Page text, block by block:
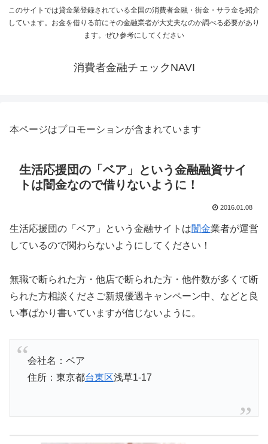
このサイトでは貸金業登録されている全国の消費者金融・街金・サラ金を紹介
しています。お金を借りる前にその金融業者が大丈夫なのか調べる必要があり
ます。ぜひ参考にしてください
消費者金融チェックNAVI
本ページはプロモーションが含まれています
生活応援団の「ベア」という金融融資サイ
トは闇金なので借りないように！
2016.01.08
生活応援団の「ベア」という金融サイトは闇金業者が運営
しているので関わらないようにしてください！
無職で断られた方・他店で断られた方・他件数が多くて断
られた方相談くださご新規優遇キャンペーン中、などと良
い事ばかり書いていますが信じないように。
会社名：ベア
住所：東京都台東区浅草1-17